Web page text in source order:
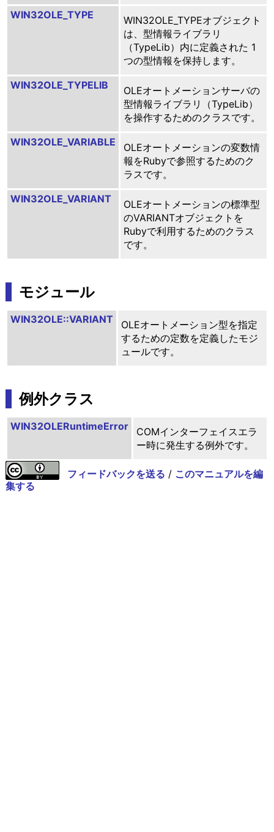
WIN32OLE_TYPE
WIN32OLE_TYPEオブジェクト
は、型情報ライブラリ
（TypeLib）内に定義された 1
つの型情報を保持します。
WIN32OLE_TYPELIB
OLEオートメーションサーバの
型情報ライブラリ（TypeLib）
を操作するためのクラスです。
WIN32OLE_VARIABLE
OLEオートメーションの変数情
報をRubyで参照するためのク
ラスです。
WIN32OLE_VARIANT
OLEオートメーションの標準型
のVARIANTオブジェクトを
Rubyで利用するためのクラス
です。
モジュール
WIN32OLE::VARIANT
OLEオートメーション型を指定
するための定数を定義したモジ
ュールです。
例外クラス
WIN32OLERuntimeError
COMインターフェイスエラ
ー時に発生する例外です。
フィードバックを送る / このマニュアルを編
集する